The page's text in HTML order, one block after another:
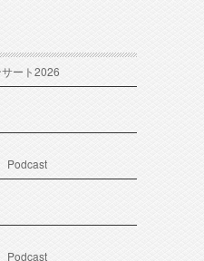
ート2026
Podcast
Podcast